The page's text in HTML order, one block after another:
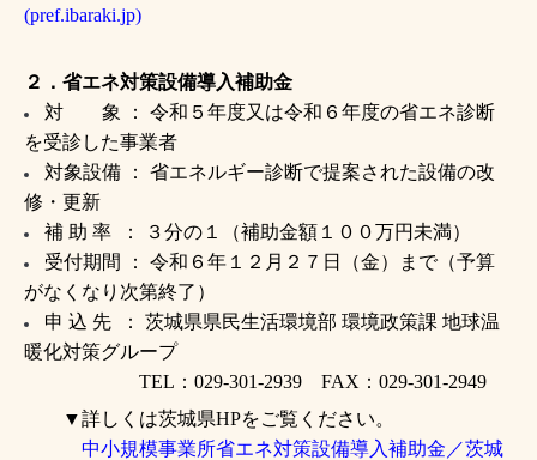
(pref.ibaraki.jp)
２．省エネ対策設備導入補助金
対 象 ： 令和５年度又は令和６年度の省エネ診断
を受診した事業者
対象設備 ： 省エネルギー診断で提案された設備の改
修・更新
補 助 率 ： ３分の１（補助金額１００万円未満）
受付期間 ： 令和６年１２月２７日（金）まで（予算
がなくなり次第終了）
申 込 先 ： 茨城県県民生活環境部 環境政策課 地球温
暖化対策グループ
TEL：029-301-2939 FAX：029-301-2949
▼詳しくは茨城県HPをご覧ください。
中小規模事業所省エネ対策設備導入補助金／茨城